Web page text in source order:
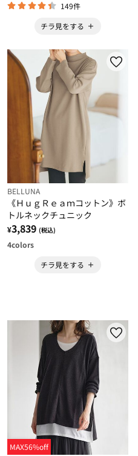
149件
チラ見をする
BELLUNA
《ＨｕｇＲｅａｍコットン》ボ
トルネックチュニック
¥3,839 (税込)
4colors
チラ見をする
MAX56%off